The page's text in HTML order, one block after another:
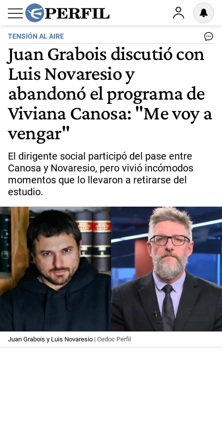
TENSIÓN AL AIRE
Juan Grabois discutió con
Luis Novaresio y
abandonó el programa de
Viviana Canosa: "Me voy a
vengar"
El dirigente social participó del pase entre
Canosa y Novaresio, pero vivió incómodos
momentos que lo llevaron a retirarse del
estudio.
Juan Grabois y Luis Novaresio | Cedoc Perfil